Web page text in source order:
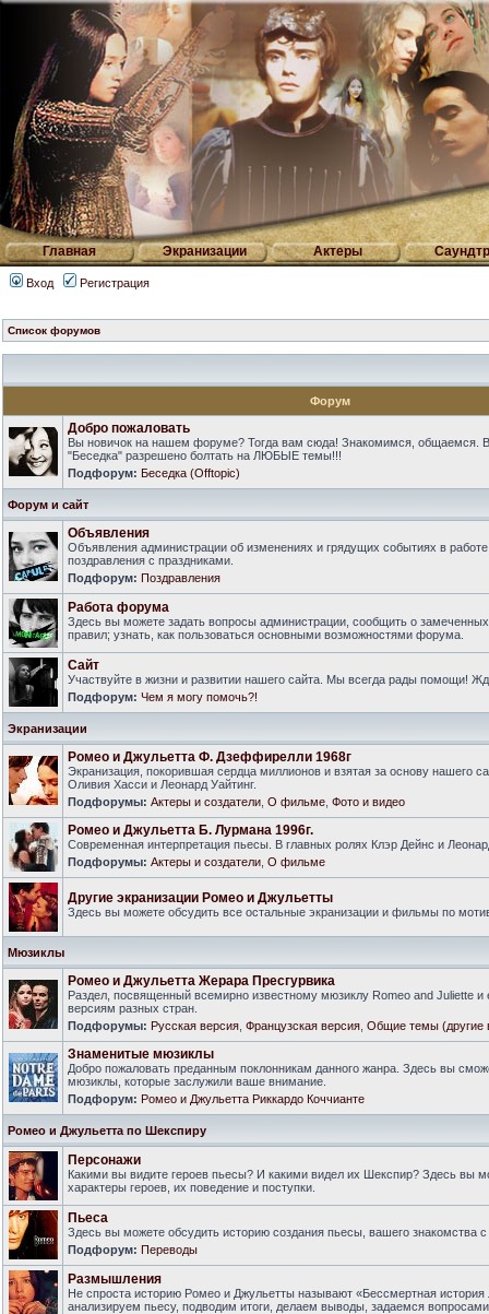
Главная Экранизации Актеры
Вход Регистрация
Список форумов
Форум
Добро пожаловать
Вы новичок на нашем форуме? Тогда вам сюда! Знакомимся, общаемся.
"Беседка" разрешено болтать на ЛЮБЫЕ темы!!!
Подфорум: Беседка (Offtopic)
Форум и сайт
Объявления
Объявления администрации об изменениях и грядущих событиях в
поздравления с праздниками.
Подфорум: Поздравления
Работа форума
Здесь вы можете задать вопросы администрации, сообщить о
правил; узнать, как пользоваться основными возможностями форума.
Сайт
Участвуйте в жизни и развитии нашего сайта. Мы всегда рады помощи!
Подфорум: Чем я могу помочь?!
Экранизации
Ромео и Джульетта Ф. Дзеффирелли 1968г
Экранизация, покорившая сердца миллионов и взятая за основу нашего
Оливия Хасси и Леонард Уайтинг.
Подфорумы: Актеры и создатели О фильме Фото и видео
Ромео и Джульетта Б. Лурмана 1996г.
Современная интерпретация пьесы. В главных ролях Клэр Дейнс и
Подфорумы: Актеры и создатели О фильме
Другие экранизации Ромео и Джульетты
Здесь вы можете обсудить все остальные экранизации и фильмы по
Мюзиклы
Ромео и Джульетта Жерара Пресгурвика
Раздел, посвященный всемирно известному мюзиклу Romeo and Juliette и
версиям разных стран.
Подфорумы: Русская версия Французская версия Общие темы (другие
Знаменитые мюзиклы
Добро пожаловать преданным поклонникам данного жанра. Здесь вы
мюзиклы, которые заслужили ваше внимание.
Подфорум: Ромео и Джульетта Риккардо Коччианте
Ромео и Джульетта по Шекспиру
Персонажи
Какими вы видите героев пьесы? И какими видел их Шекспир? Здесь вы
характеры героев, их поведение и поступки.
Пьеса
Здесь вы можете обсудить историю создания пьесы, вашего знакомства
Подфорум: Переводы
Размышления
Не спроста историю Ромео и Джульетты называют «Бессмертная
анализируем пьесу, подводим итоги, делаем выводы, задаемся